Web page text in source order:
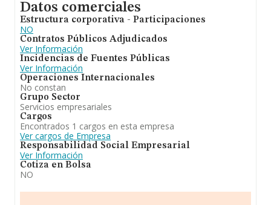
Datos comerciales
Estructura corporativa - Participaciones
NO
Contratos Públicos Adjudicados
Ver Información
Incidencias de Fuentes Públicas
Ver Información
Operaciones Internacionales
No constan
Grupo Sector
Servicios empresariales
Cargos
Encontrados 1 cargos en esta empresa
Ver cargos de Empresa
Responsabilidad Social Empresarial
Ver Información
Cotiza en Bolsa
NO